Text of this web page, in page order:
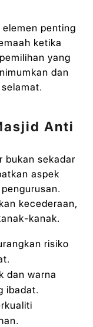
penting
ketika
yang
dan
Anti
bukan sekadar
aspek
kecederaan,
kanak.
risiko
dan warna
ibadat.